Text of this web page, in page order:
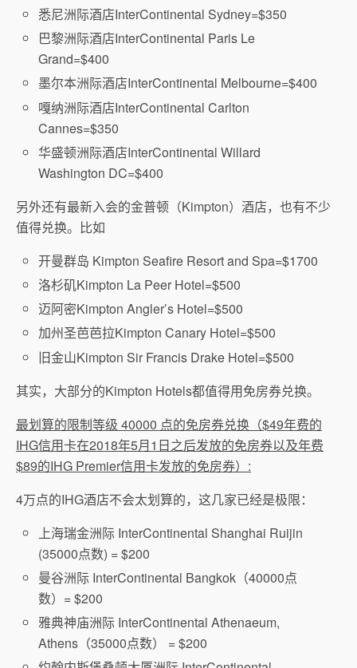
悉尼洲际酒店InterContinental Sydney=$350
巴黎洲际酒店InterContinental Paris Le
Grand=$400
墨尔本洲际酒店InterContinental Melbourne=$400
嘎纳洲际酒店InterContinental Carlton
Cannes=$350
华盛顿洲际酒店InterContinental Willard
Washington DC=$400
另外还有最新入会的金普顿（Kimpton）酒店，也有不少
值得兑换。比如
开曼群岛 Kimpton Seafire Resort and Spa=$1700
洛杉矶Kimpton La Peer Hotel=$500
迈阿密Kimpton Angler’s Hotel=$500
加州圣芭芭拉Kimpton Canary Hotel=$500
旧金山Kimpton Sir Francis Drake Hotel=$500
其实，大部分的Kimpton Hotels都值得用免房券兑换。
最划算的限制等级 40000 点的免房券兑换（$49年费的
IHG信用卡在2018年5月1日之后发放的免房券以及年费
$89的IHG Premier信用卡发放的免房券）:
4万点的IHG酒店不会太划算的，这几家已经是极限：
上海瑞金洲际 InterContinental Shanghai Ruijin
(35000点数) = $200
曼谷洲际 InterContinental Bangkok（40000点
数）= $200
雅典神庙洲际 InterContinental Athenaeum,
Athens（35000点数） = $200